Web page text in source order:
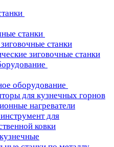
станки
станки
зиговочные станки
оборудование
для кузнечных горнов
нагреватели
для
ковки